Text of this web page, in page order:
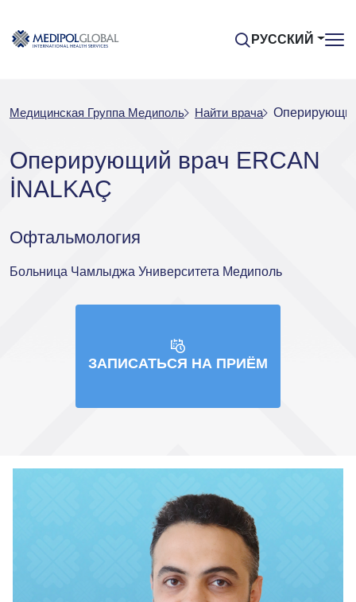
РУССКИЙ
Медицинская Группа Медиполь Найти врача
Оперирующий врач ERCAN
İNALKAÇ
Офтальмология
Больница Чамлыджа Университета Медиполь
ЗАПИСАТЬСЯ НА ПРИЁМ